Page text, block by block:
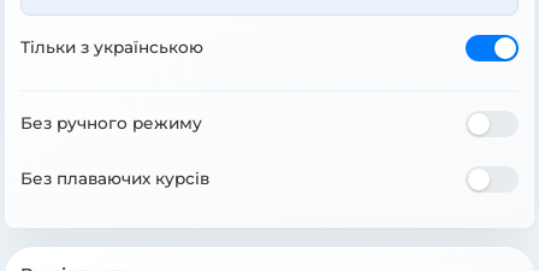
Тільки з українською
Без ручного режиму
Без плаваючих курсів